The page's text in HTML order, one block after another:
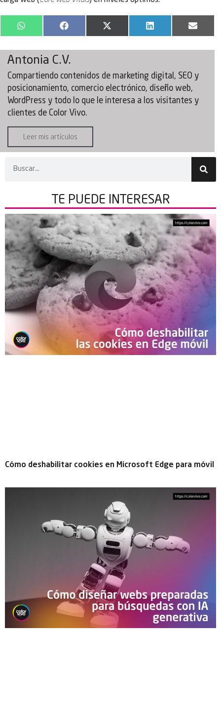
WhatsApp Facebook
X
(Twitter)
LinkedIn Email
Antonia C.V.
Compartiendo contenidos de marketing digital, SEO y
posicionamiento, comercio electrónico, diseño web,
WordPress y todo lo que le interesa a los visitantes y
clientes de Color Vivo.
Leer mis artículos
TE PUEDE INTERESAR
Cómo deshabilitar cookies en Microsoft Edge para móvil